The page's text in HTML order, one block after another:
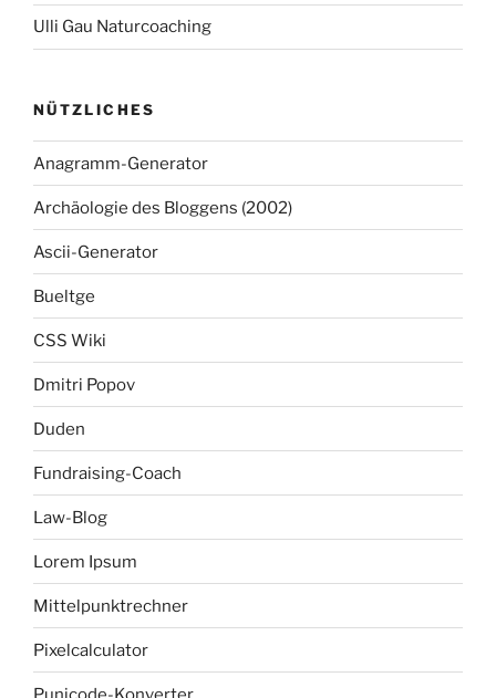
Ulli Gau Naturcoaching
NÜTZLICHES
Anagramm-Generator
Archäologie des Bloggens (2002)
Ascii-Generator
Bueltge
CSS Wiki
Dmitri Popov
Duden
Fundraising-Coach
Law-Blog
Lorem Ipsum
Mittelpunktrechner
Pixelcalculator